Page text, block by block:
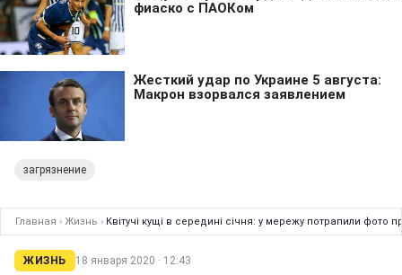
загрязнение
Главная › Жизнь › Квітучі кущі в середині січня: у мережу потрапили фото
ЖИЗНЬ 18 января 2020 · 12:43